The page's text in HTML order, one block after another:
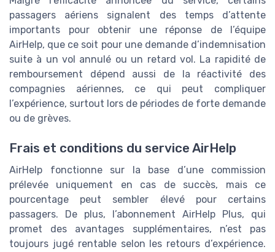
passagers aériens signalent des temps d’attente
importants pour obtenir une réponse de l’équipe
AirHelp, que ce soit pour une demande d’indemnisation
suite à un vol annulé ou un retard vol. La rapidité de
remboursement dépend aussi de la réactivité des
compagnies aériennes, ce qui peut compliquer
l’expérience, surtout lors de périodes de forte demande
ou de grèves.
Frais et conditions du service AirHelp
AirHelp fonctionne sur la base d’une commission
prélevée uniquement en cas de succès, mais ce
pourcentage peut sembler élevé pour certains
passagers. De plus, l’abonnement AirHelp Plus, qui
promet des avantages supplémentaires, n’est pas
toujours jugé rentable selon les retours d’expérience.